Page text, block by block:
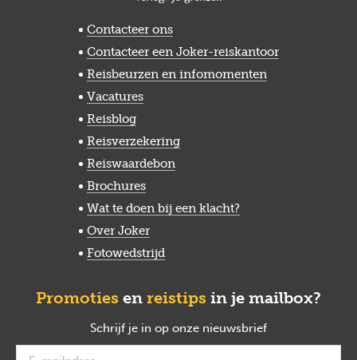
Contacteer ons
Contacteer een Joker-reiskantoor
Reisbeurzen en infomomenten
Vacatures
Reisblog
Reisverzekering
Reiswaardebon
Brochures
Wat te doen bij een klacht?
Over Joker
Fotowedstrijd
Promoties en reistips in je mailbox?
Schrijf je in op onze nieuwsbrief